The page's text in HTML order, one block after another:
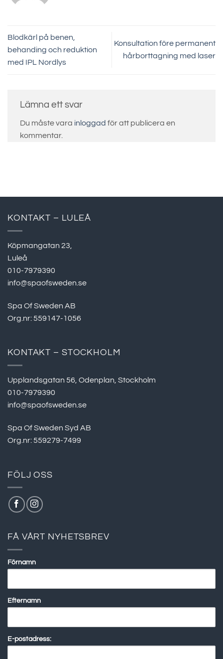
Blodkärl på benen,
behanding och reduktion
med IPL Nordlys
Konsultation före permanent
hårborttagning med laser
Lämna ett svar
Du måste vara inloggad för att publicera en
kommentar.
KONTAKT – LULEÅ
Köpmangatan 23,
Luleå
010-7979390
info@spaofsweden.se
Spa Of Sweden AB
Org.nr: 559147-1056
KONTAKT – STOCKHOLM
Upplandsgatan 56, Odenplan, Stockholm
010-7979390
info@spaofsweden.se
Spa Of Sweden Syd AB
Org.nr: 559279-7499
FÖLJ OSS
FÅ VÅRT NYHETSBREV
Förnamn
Efternamn
E-postadress: